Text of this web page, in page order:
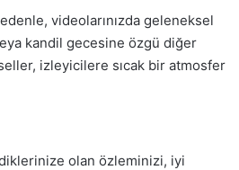
videolarınızda geleneksel
kandil gecesine özgü diğer
izleyicilere sıcak bir atmosfer
olan özleminizi, iyi